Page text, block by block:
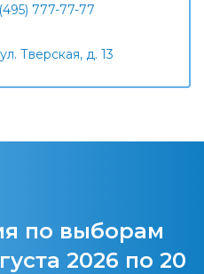
777-77-77
Тверская, д. 13
по выборам
2026 по 20